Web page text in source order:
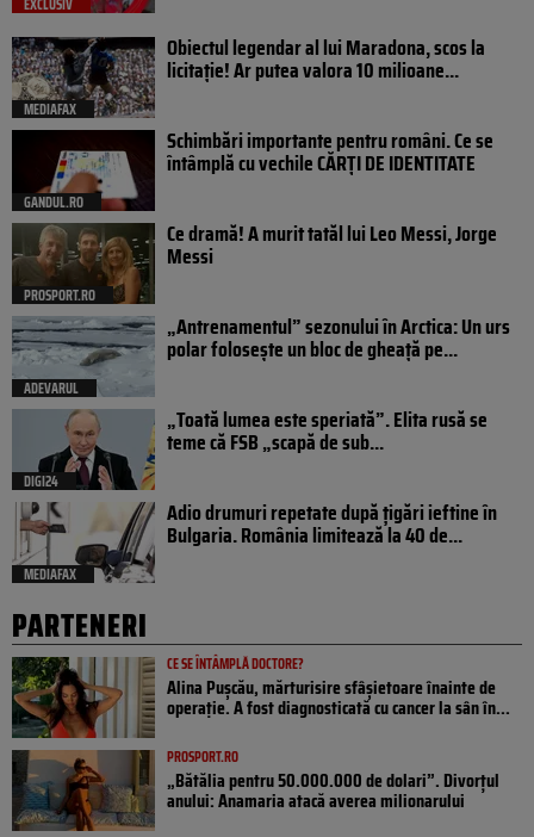
EXCLUSIV
MEDIAFAX
Obiectul legendar al lui Maradona, scos la
licitație! Ar putea valora 10 milioane...
GANDUL.RO
Schimbări importante pentru români. Ce se
întâmplă cu vechile CĂRȚI DE IDENTITATE
PROSPORT.RO
Ce dramă! A murit tatăl lui Leo Messi, Jorge
Messi
ADEVARUL
„Antrenamentul” sezonului în Arctica: Un urs
polar folosește un bloc de gheață pe...
DIGI24
„Toată lumea este speriată”. Elita rusă se
teme că FSB „scapă de sub...
MEDIAFAX
Adio drumuri repetate după țigări ieftine în
Bulgaria. România limitează la 40 de...
PARTENERI
CE SE ÎNTÂMPLĂ DOCTORE?
Alina Pușcău, mărturisire sfâșietoare înainte de
operație. A fost diagnosticată cu cancer la sân în...
PROSPORT.RO
„Bătălia pentru 50.000.000 de dolari”. Divorțul
anului: Anamaria atacă averea milionarului